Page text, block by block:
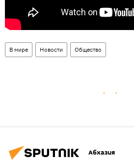
В мире Новости Общество
Абхазия